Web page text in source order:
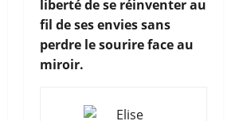
liberté de se réinventer au
fil de ses envies sans
perdre le sourire face au
miroir.